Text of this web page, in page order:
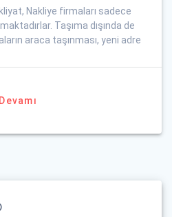
Nakliye firmaları sadece
Taşıma dışında de
araca taşınması, yeni adre
Devamı